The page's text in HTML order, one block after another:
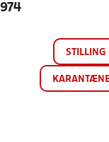
974
STILLING